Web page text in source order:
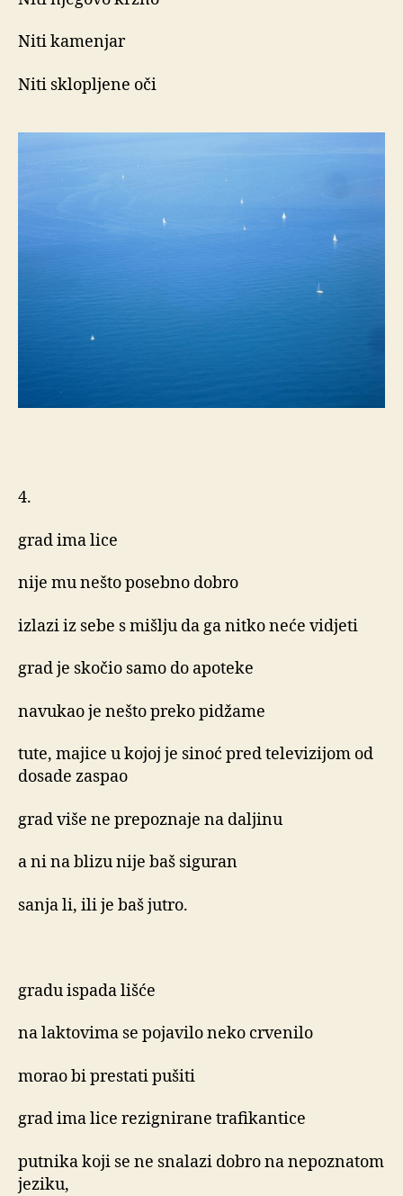
Niti kamenjar
Niti sklopljene oči
4.
grad ima lice
nije mu nešto posebno dobro
izlazi iz sebe s mišlju da ga nitko neće vidjeti
grad je skočio samo do apoteke
navukao je nešto preko pidžame
tute, majice u kojoj je sinoć pred televizijom od
dosade zaspao
grad više ne prepoznaje na daljinu
a ni na blizu nije baš siguran
sanja li, ili je baš jutro.
gradu ispada lišće
na laktovima se pojavilo neko crvenilo
morao bi prestati pušiti
grad ima lice rezignirane trafikantice
putnika koji se ne snalazi dobro na nepoznatom
jeziku,